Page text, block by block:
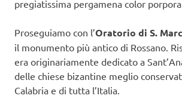
pregiatissima pergamena color
Proseguiamo con l’Oratorio di S.
il monumento più antico di Rossano.
era originariamente dedicato a
delle chiese bizantine meglio
Calabria e di tutta l’Italia.